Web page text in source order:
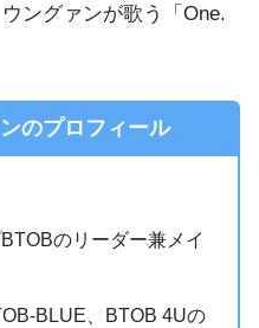
ングァンが歌う「One.
のプロフィール
のリーダー兼メイ
BLUE、BTOB 4Uの